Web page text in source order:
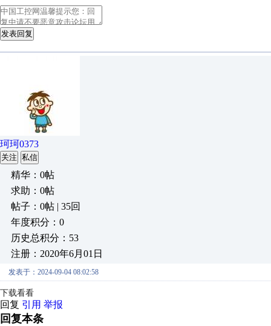
发表回复
珂珂0373
关注 私信
精华：0帖
求助：0帖
帖子：0帖 | 35回
年度积分：0
历史总积分：53
注册：2020年6月01日
发表于：2024-09-04 08:02:58
下载看看
回复 引用 举报
回复本条